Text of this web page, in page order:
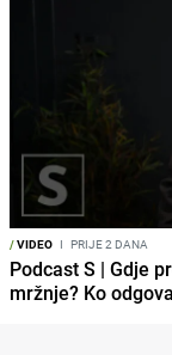
/VIDEO I PRIJE 2 DANA
Podcast S | Gdje
mržnje? Ko